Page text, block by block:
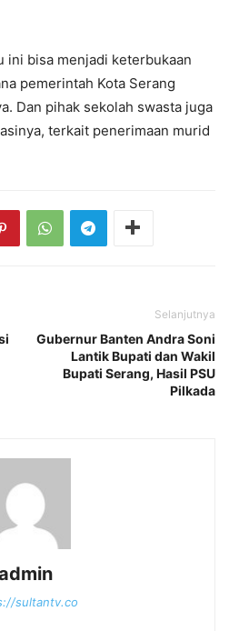
ini bisa menjadi keterbukaan
pemerintah Kota Serang
Dan pihak sekolah swasta juga
terkait penerimaan murid
Selanjutnya
Gubernur Banten Andra Soni
Lantik Bupati dan Wakil
Bupati Serang, Hasil PSU
Pilkada
sultantv.co